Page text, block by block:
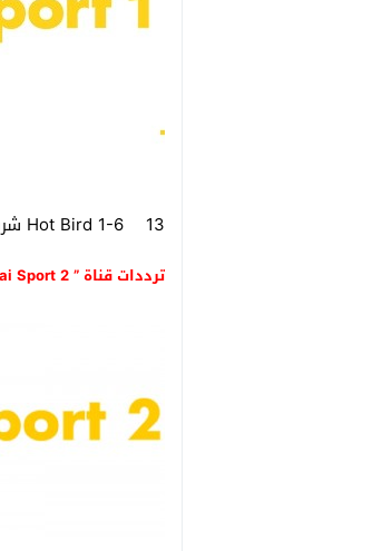
Hot Bird 1-6 13 شرقا 11804 عمودي 27500 2/3 مفتوح
ترددات قناة ” Rai Sport 2 ” :